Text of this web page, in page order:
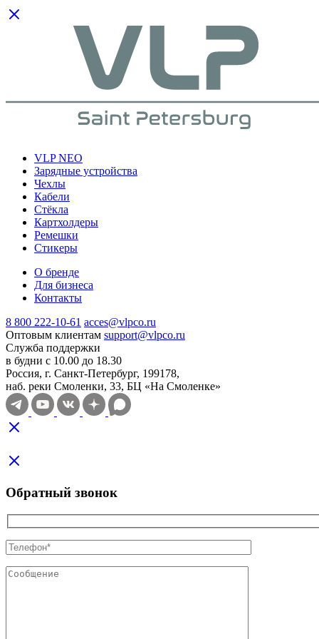
VLP NEO
Зарядные устройства
Чехлы
Кабели
Cтёкла
Картхолдеры
Ремешки
Стикеры
О бренде
Для бизнеса
Контакты
8 800 222-10-61 acces@vlpco.ru
Оптовым клиентам support@vlpco.ru
Служба поддержки
в будни с 10.00 до 18.30
Россия, г. Санкт-Петербург, 199178,
наб. реки Смоленки, 33, БЦ «На Смоленке»
Обратный звонок